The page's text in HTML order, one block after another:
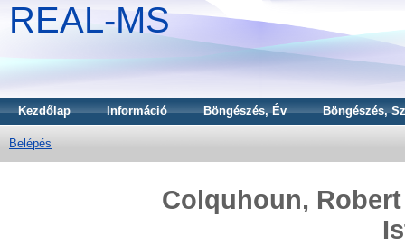
REAL-MS
Kezdőlap Információ Böngészés, Év Böngészés,
Belépés
Colquhoun,